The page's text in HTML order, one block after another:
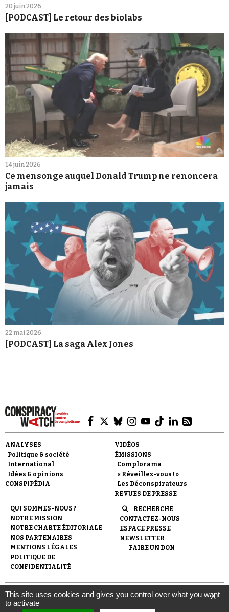
20 juin 2026
[PODCAST] Le retour des biolabs
14 juin 2026
Ce mensonge auquel Donald Trump ne renoncera
jamais
22 mai 2026
[PODCAST] La saga Alex Jones
ANALYSES
Politique & société
International
Idées & opinions
CONSPIPÉDIA
VIDÉOS
ÉMISSIONS
Complorama
« Réveillez-vous ! »
Les Déconspirateurs
REVUES DE PRESSE
QUI SOMMES-NOUS ?
NOTRE MISSION
NOTRE CHARTE ÉDITORIALE
NOS PARTENAIRES
MENTIONS LÉGALES
POLITIQUE DE
CONFIDENTIALITÉ
RECHERCHE
CONTACTEZ-NOUS
ESPACE PRESSE
NEWSLETTER
FAIRE UN DON
© 2007-2026Conspiracy Watch| Une réalisation de
l'Observatoire du conspirationnisme (association loi de 1901) avec
le soutien de la Fondation pour la Mémoire de la Shoah.
X
This site uses cookies and gives you control over what you want
to activate